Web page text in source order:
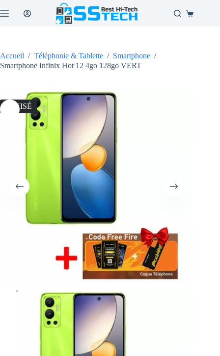
au
Panier
Accueil / Téléphonie & Tablette / Smartphone /
Smartphone Infinix Hot 12 4go 128go VERT
ÉPUISÉ